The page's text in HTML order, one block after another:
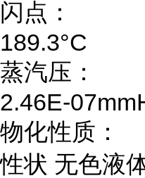
闪点：
189.3°C
蒸汽压：
2.46E-
物化性质：
性状 无色液